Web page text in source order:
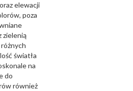
elewacji
poza
zielenią
światła
na
do
również